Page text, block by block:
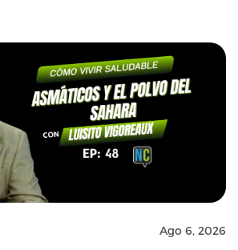
Ago 6, 2026